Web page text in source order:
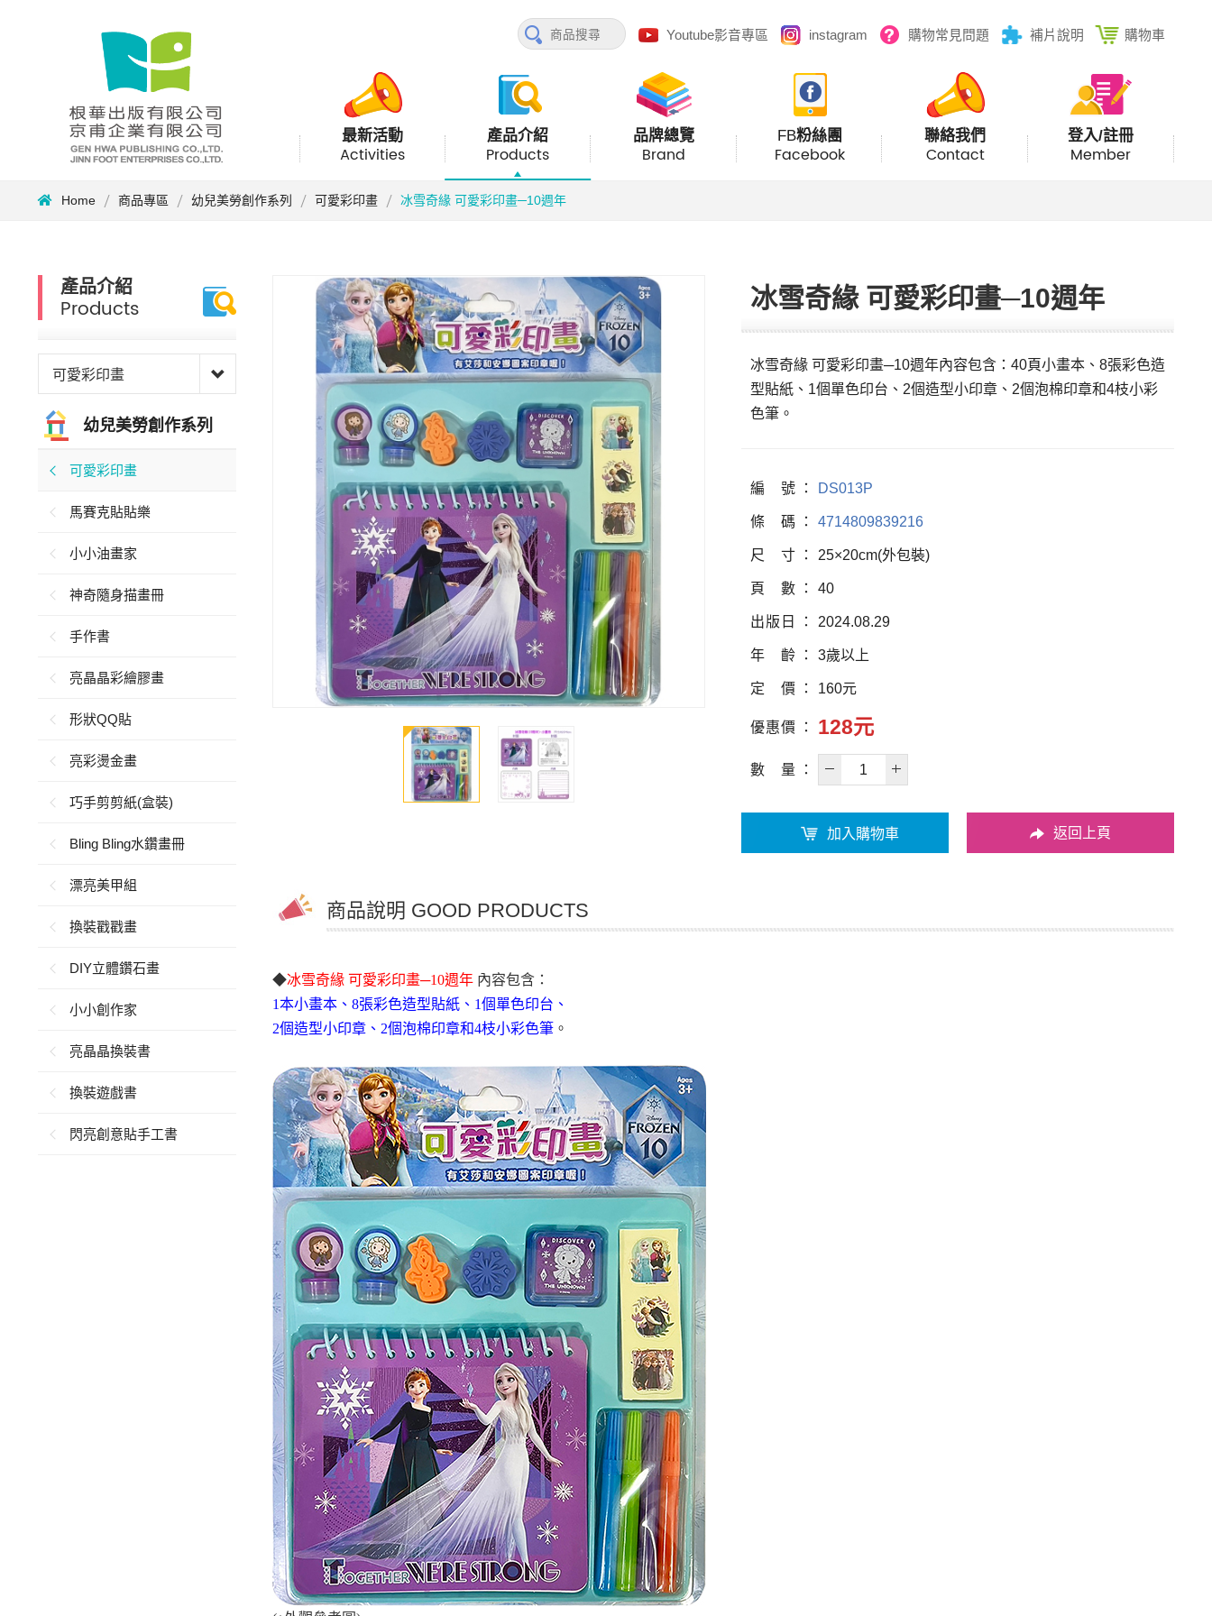
Youtube影音專區 instagram 購物常見問題 補片說明 購物車
最新活動
Activities
產品介紹
Products
品牌總覽
Brand
FB粉絲團
Facebook
聯絡我們
Contact
登入/註冊
Member
Home 商品專區 幼兒美勞創作系列 可愛彩印畫 冰雪奇緣 可愛彩印畫─10週年
產品介紹
Products
可愛彩印畫
幼兒美勞創作系列
可愛彩印畫
馬賽克貼貼樂
小小油畫家
神奇隨身描畫冊
手作書
亮晶晶彩繪膠畫
形狀QQ貼
亮彩燙金畫
巧手剪剪紙(盒裝)
Bling Bling水鑽畫冊
漂亮美甲組
換裝戳戳畫
DIY立體鑽石畫
小小創作家
亮晶晶換裝書
換裝遊戲書
閃亮創意貼手工書
冰雪奇緣 可愛彩印畫─10週年
冰雪奇緣 可愛彩印畫─10週年內容包含：40頁小畫本、8張彩色造
型貼紙、1個單色印台、2個造型小印章、2個泡棉印章和4枝小彩
色筆。
編 號 DS013P
條 碼 4714809839216
尺 寸 25×20cm(外包裝)
頁 數 40
出版 日 2024.08.29
年 齡 3歲以上
定 價 160元
優惠價 128元
數 量
加入購物車 返回上頁
商品說明 GOOD PRODUCTS
◆冰雪奇緣 可愛彩印畫─10週年 內容包含：
1本小畫本、8張彩色造型貼紙、1個單色印台、
2個造型小印章、2個泡棉印章和4枝小彩色筆 。